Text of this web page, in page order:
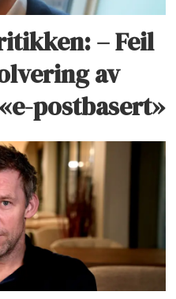
– Feil
av
postbasert»